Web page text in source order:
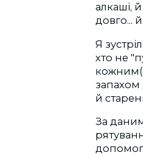
алкаші,
довго...
Я
хто не
запахом
й
За